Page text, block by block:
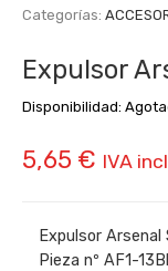
Categorías:
Expulsor
Disponibilidad:
5,65 € IVA
Expulsor Arsenal
Pieza nº AF1-